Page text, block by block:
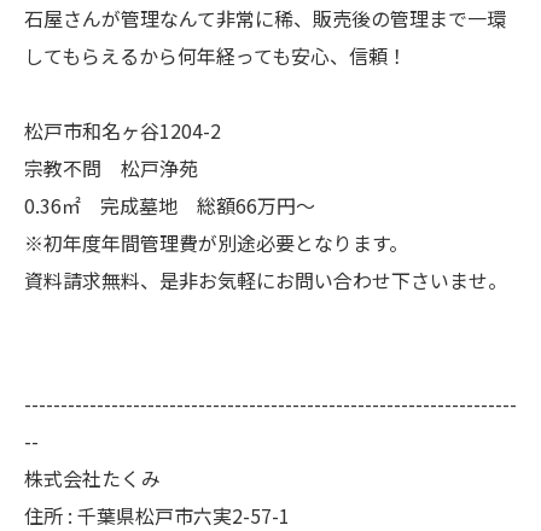
石屋さんが管理なんて非常に稀、販売後の管理まで一環
してもらえるから何年経っても安心、信頼！
松戸市和名ヶ谷1204-2
宗教不問 松戸浄苑
0.36㎡ 完成墓地 総額66万円～
※初年度年間管理費が別途必要となります。
資料請求無料、是非お気軽にお問い合わせ下さいませ。
--------------------------------------------------------------------
--
株式会社たくみ
住所 : 千葉県松戸市六実2-57-1